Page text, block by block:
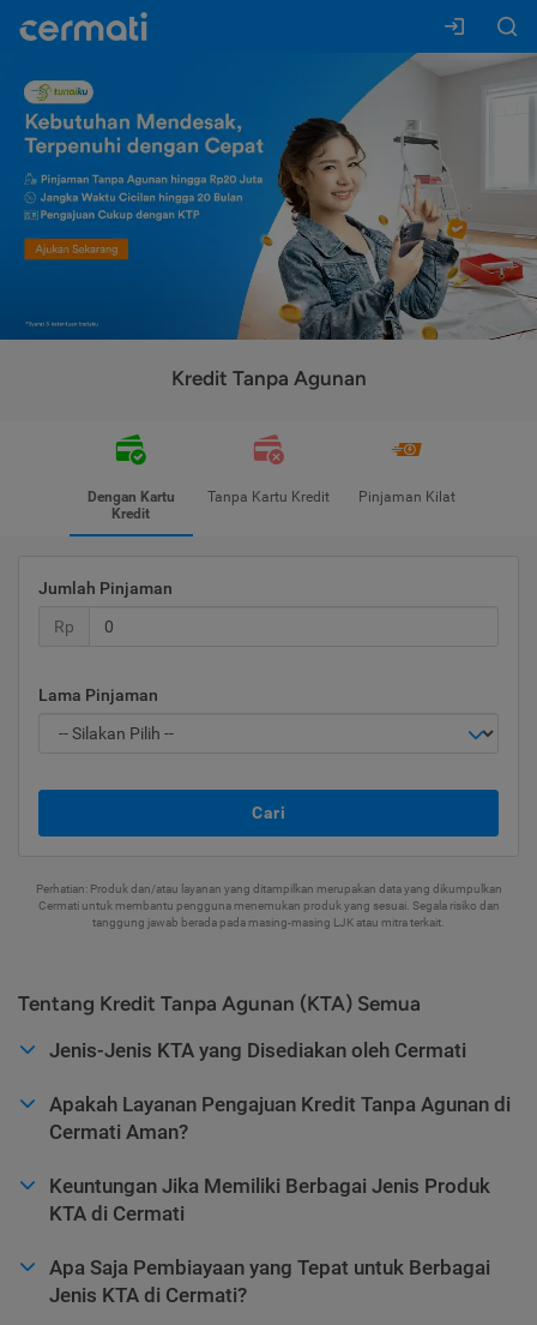
Kredit Tanpa Agunan
Dengan Kartu
Kredit
Tanpa Kartu Kredit Pinjaman Kilat
Jumlah Pinjaman
Rp
Lama Pinjaman
Cari
Perhatian: Produk dan/atau layanan yang ditampilkan merupakan data yang dikumpulkan
Cermati untuk membantu pengguna menemukan produk yang sesuai. Segala risiko dan
tanggung jawab berada pada masing-masing LJK atau mitra terkait.
Tentang Kredit Tanpa Agunan (KTA) Semua
Jenis-Jenis KTA yang Disediakan oleh Cermati
Apakah Layanan Pengajuan Kredit Tanpa Agunan di
Cermati Aman?
Keuntungan Jika Memiliki Berbagai Jenis Produk
KTA di Cermati
Apa Saja Pembiayaan yang Tepat untuk Berbagai
Jenis KTA di Cermati?